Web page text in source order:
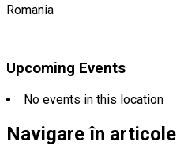
Romania
Upcoming Events
No events in this location
Navigare în articole